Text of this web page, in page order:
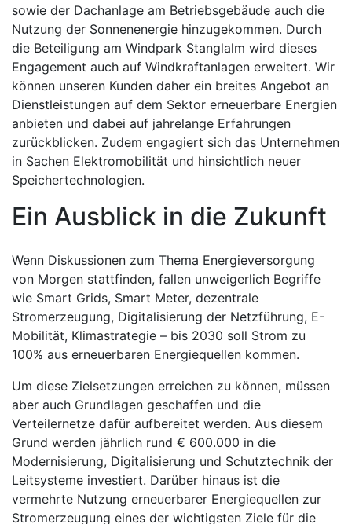
sowie der Dachanlage am Betriebsgebäude auch die
Nutzung der Sonnenenergie hinzugekommen. Durch
die Beteiligung am Windpark Stanglalm wird dieses
Engagement auch auf Windkraftanlagen erweitert. Wir
können unseren Kunden daher ein breites Angebot an
Dienstleistungen auf dem Sektor erneuerbare Energien
anbieten und dabei auf jahrelange Erfahrungen
zurückblicken. Zudem engagiert sich das Unternehmen
in Sachen Elektromobilität und hinsichtlich neuer
Speichertechnologien.
Ein Ausblick in die Zukunft
Wenn Diskussionen zum Thema Energieversorgung
von Morgen stattfinden, fallen unweigerlich Begriffe
wie Smart Grids, Smart Meter, dezentrale
Stromerzeugung, Digitalisierung der Netzführung, E-
Mobilität, Klimastrategie – bis 2030 soll Strom zu
100% aus erneuerbaren Energiequellen kommen.
Um diese Zielsetzungen erreichen zu können, müssen
aber auch Grundlagen geschaffen und die
Verteilernetze dafür aufbereitet werden. Aus diesem
Grund werden jährlich rund € 600.000 in die
Modernisierung, Digitalisierung und Schutztechnik der
Leitsysteme investiert. Darüber hinaus ist die
vermehrte Nutzung erneuerbarer Energiequellen zur
Stromerzeugung eines der wichtigsten Ziele für die